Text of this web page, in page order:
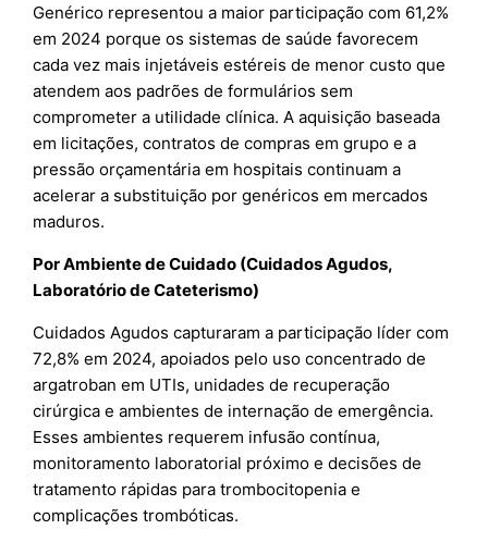
Genérico representou a maior participação com 61,2%
em 2024 porque os sistemas de saúde favorecem
cada vez mais injetáveis estéreis de menor custo que
atendem aos padrões de formulários sem
comprometer a utilidade clínica. A aquisição baseada
em licitações, contratos de compras em grupo e a
pressão orçamentária em hospitais continuam a
acelerar a substituição por genéricos em mercados
maduros.
Por Ambiente de Cuidado (Cuidados Agudos,
Laboratório de Cateterismo)
Cuidados Agudos capturaram a participação líder com
72,8% em 2024, apoiados pelo uso concentrado de
argatroban em UTIs, unidades de recuperação
cirúrgica e ambientes de internação de emergência.
Esses ambientes requerem infusão contínua,
monitoramento laboratorial próximo e decisões de
tratamento rápidas para trombocitopenia e
complicações trombóticas.